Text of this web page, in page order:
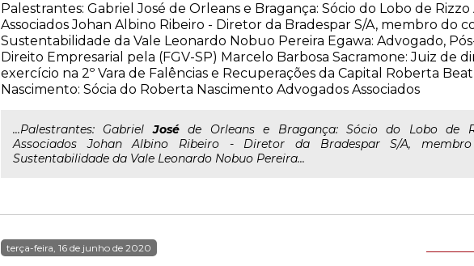
Palestrantes: Gabriel José de Orleans e Bragança: Sócio do Lobo de
Associados Johan Albino Ribeiro - Diretor da Bradespar S/A, membro do
Sustentabilidade da Vale Leonardo Nobuo Pereira Egawa: Advogado,
Direito Empresarial pela (FGV-SP) Marcelo Barbosa Sacramone: Juiz de
exercício na 2º Vara de Falências e Recuperações da Capital Roberta
Nascimento: Sócia do Roberta Nascimento Advogados Associados
...Palestrantes: GabrielJoséde Orleans e Bragança: Sócio do Lobo de
Associados Johan Albino Ribeiro - Diretor da Bradespar S/A,
Sustentabilidade da Vale Leonardo Nobuo Pereira...
terça-feira, 16 de junho de 2020